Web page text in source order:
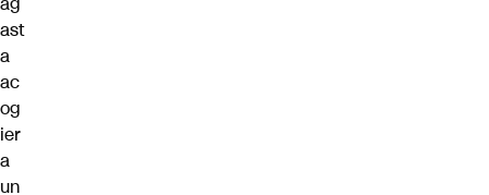
ast
a
ac
og
ier
a
un